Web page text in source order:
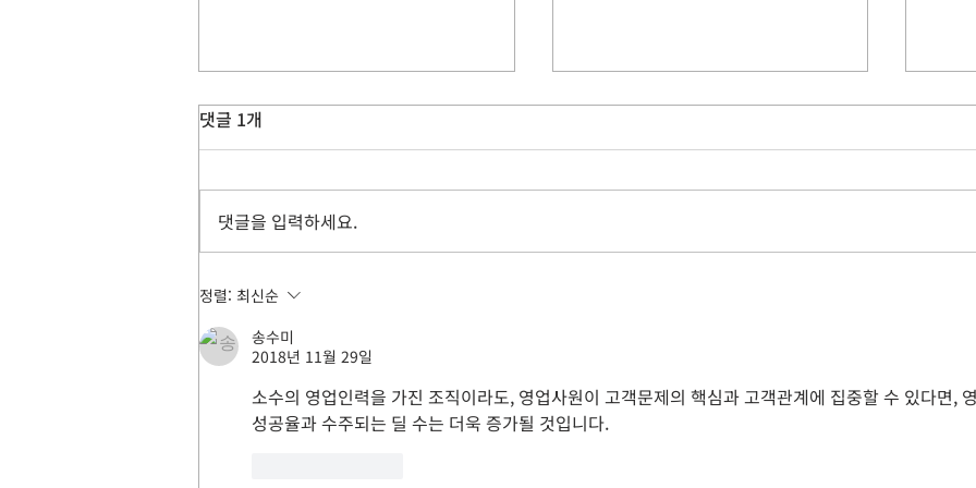
[Salesforce for Slack]
와 팀 대화를 한곳에서
댓글 1개
댓글을 입력하세요.
정렬: 최신순
송수미
2018년 11월 29일
소수의 영업인력을 가진 조직이라도, 영업사원이 고객문제의 핵심과 고객관계에 집중할 수 있다면,
성공율과 수주되는 딜 수는 더욱 증가될 것입니다.